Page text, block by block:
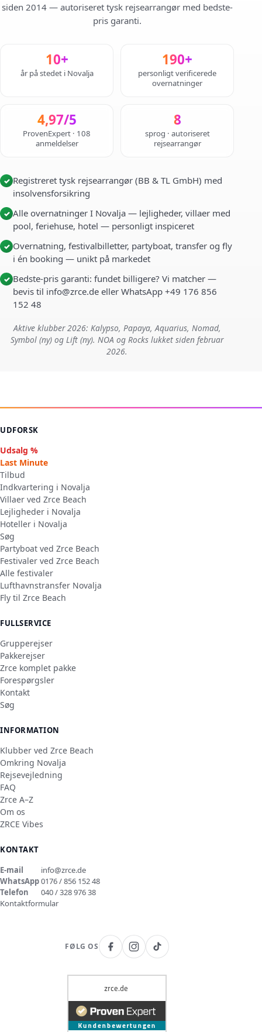
siden 2014 — autoriseret tysk rejsearrangør med bedste-
pris garanti.
10+
år på stedet i Novalja
190+
personligt verificerede
overnatninger
4,97/5
ProvenExpert · 108
anmeldelser
8
sprog · autoriseret
rejsearrangør
✓ Registreret tysk rejsearrangør (BB & TL GmbH) med
insolvensforsikring
✓ Alle overnatninger I Novalja — lejligheder, villaer med
pool, feriehuse, hotel — personligt inspiceret
✓ Overnatning, festivalbilletter, partyboat, transfer og fly
i én booking — unikt på markedet
✓ Bedste-pris garanti: fundet billigere? Vi matcher —
bevis til info@zrce.de eller WhatsApp +49 176 856
152 48
Aktive klubber 2026: Kalypso, Papaya, Aquarius, Nomad,
Symbol (ny) og Lift (ny). NOA og Rocks lukket siden februar
2026.
UDFORSK
Udsalg %
Last Minute
Tilbud
Indkvartering i Novalja
Villaer ved Zrce Beach
Lejligheder i Novalja
Hoteller i Novalja
Søg
Partyboat ved Zrce Beach
Festivaler ved Zrce Beach
Alle festivaler
Lufthavnstransfer Novalja
Fly til Zrce Beach
FULLSERVICE
Grupperejser
Pakkerejser
Zrce komplet pakke
Forespørgsler
Kontakt
Søg
INFORMATION
Klubber ved Zrce Beach
Omkring Novalja
Rejsevejledning
FAQ
Zrce A–Z
Om os
ZRCE Vibes
KONTAKT
E-mail
info@zrce.de
WhatsApp0176 / 856 152 48
Telefon
040 / 328 976 38
Kontaktformular
FØLG OS